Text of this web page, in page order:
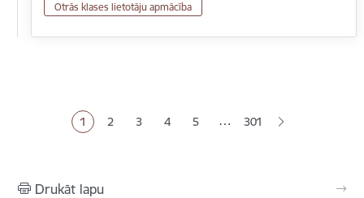
Otrās klases lietotāju apmācība
Pašreizējā lapa
1 Lapa
2 Lapa
3 Lapa
4 Lapa
5 … 301
Drukāt lapu